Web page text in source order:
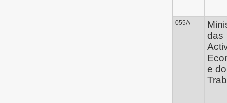
055A
das
e do